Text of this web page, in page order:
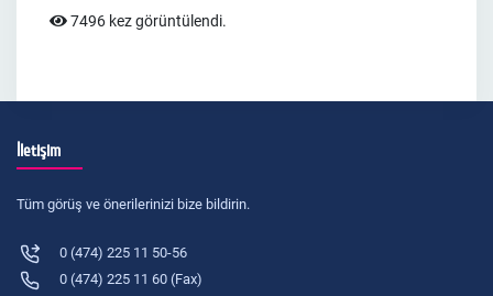
7496 kez görüntülendi.
İletişim
Tüm görüş ve önerilerinizi bize bildirin.
0 (474) 225 11 50-56
0 (474) 225 11 60 (Fax)